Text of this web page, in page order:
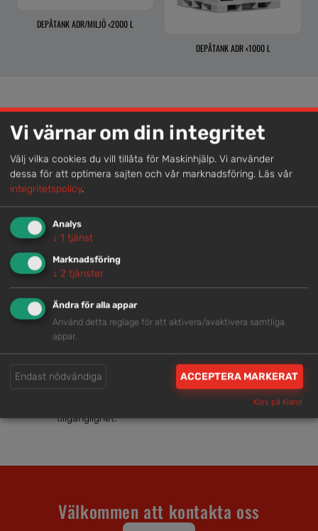
DEPÅTANK ADR/MILJÖ <2000 L
DEPÅTANK ADR <1000 L
Lokal kompetens
helhetslösningar.
Snabb service
Vi har tillgänglig personal som är redo att hjälpa dig.
Trygg rådgivning
branschen.
Brett och samlat utbud
tillgänglighet.
Välkommen att kontakta oss
Vi värnar om din integritet
Välj vilka cookies du vill tillåta för Maskinhjälp. Vi använder
dessa för att optimera sajten och vår marknadsföring. Läs vår
integritetspolicy.
Analys
↓ 1 tjänst
Marknadsföring
↓ 2 tjänster
Ändra för alla appar
Använd detta reglage för att aktivera/avaktivera samtliga
appar.
Endast nödvändiga ACCEPTERA MARKERAT
Körs på Klaro!